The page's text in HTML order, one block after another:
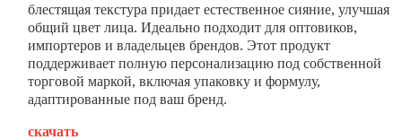
блестящая текстура придает естественное сияние, улучшая
общий цвет лица. Идеально подходит для оптовиков,
импортеров и владельцев брендов. Этот продукт
поддерживает полную персонализацию под собственной
торговой маркой, включая упаковку и формулу,
адаптированные под ваш бренд.
скачать